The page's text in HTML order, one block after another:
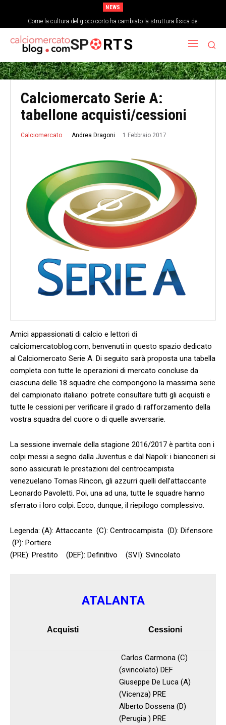
NEWS
Come la cultura del gioco corto ha cambiato la struttura fisica dei
centrocampisti
SP RTS
Calciomercato Serie A:
tabellone acquisti/cessioni
Calciomercato Andrea Dragoni 1 Febbraio 2017
Amici appassionati di calcio e lettori di
calciomercatoblog.com, benvenuti in questo spazio dedicato
al Calciomercato Serie A. Di seguito sarà proposta una tabella
completa con tutte le operazioni di mercato concluse da
ciascuna delle 18 squadre che compongono la massima serie
del campionato italiano: potrete consultare tutti gli acquisti e
tutte le cessioni per verificare il grado di rafforzamento della
vostra squadra del cuore o di quelle avversarie.
La sessione invernale della stagione 2016/2017 è partita con i
colpi messi a segno dalla Juventus e dal Napoli: i bianconeri si
sono assicurati le prestazioni del centrocampista
venezuelano Tomas Rincon, gli azzurri quelli dell’attaccante
Leonardo Pavoletti. Poi, una ad una, tutte le squadre hanno
sferrato i loro colpi. Ecco, dunque, il riepilogo complessivo.
Legenda: (A): Attaccante (C): Centrocampista (D): Difensore
(P): Portiere
(PRE): Prestito (DEF): Definitivo (SVI): Svincolato
ATALANTA
Acquisti Cessioni
Carlos Carmona (C)
(svincolato) DEF
Giuseppe De Luca (A)
(Vicenza) PRE
Alberto Dossena (D)
(Perugia ) PRE